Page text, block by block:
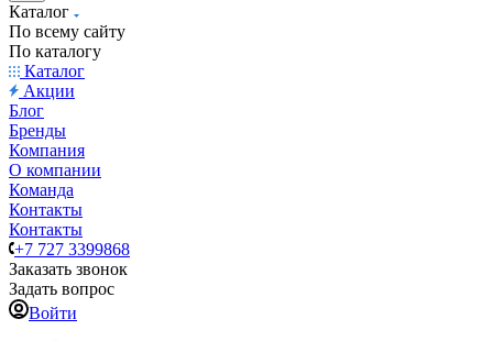
Каталог
По всему сайту
По каталогу
Каталог
Акции
Блог
Бренды
Компания
О компании
Команда
Контакты
Контакты
+7 727 3399868
Заказать звонок
Задать вопрос
Войти